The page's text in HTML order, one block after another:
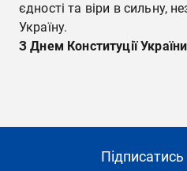
єдності та віри в сильну,
Україну.
З Днем Конституції